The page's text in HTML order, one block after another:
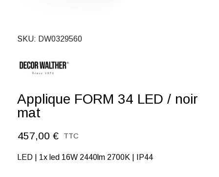
SKU DW0329560
Applique FORM 34 LED / noir
mat
457,00 € TTC
LED | 1x led 16W 2440lm 2700K | IP44